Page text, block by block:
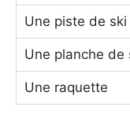
Une piste de ski
Une planche de
Une raquette